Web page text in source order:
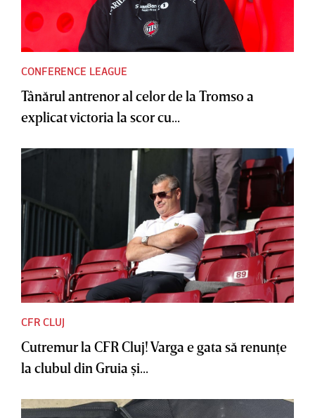
CONFERENCE LEAGUE
Tânărul antrenor al celor de la Tromso a
explicat victoria la scor cu...
CFR CLUJ
Cutremur la CFR Cluj! Varga e gata să renunţe
la clubul din Gruia şi...